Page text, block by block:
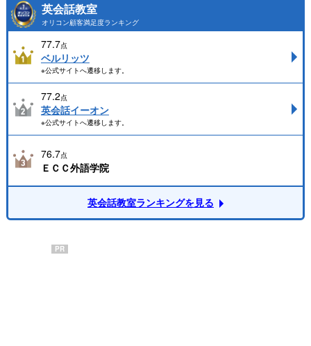
英会話教室
オリコン顧客満足度ランキング
77.7点
ベルリッツ
※公式サイトへ遷移します。
77.2点
英会話イーオン
※公式サイトへ遷移します。
76.7点
ＥＣＣ外語学院
英会話教室ランキングを見る
PR